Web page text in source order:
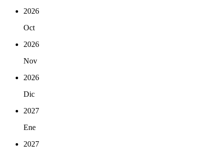
2026
Oct
2026
Nov
2026
Dic
2027
Ene
2027